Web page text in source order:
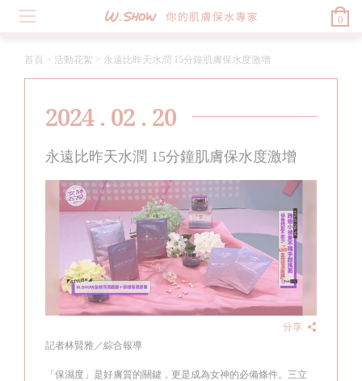
0
首頁 > 活動花絮 > 永遠比昨天水潤 15分鐘肌膚保水度激增
2024 . 02 . 20
永遠比昨天水潤 15分鐘肌膚保水度激增
分享
記者林賢雅／綜合報導
「保濕度」是好膚質的關鍵，更是成為女神的必備條件。三立